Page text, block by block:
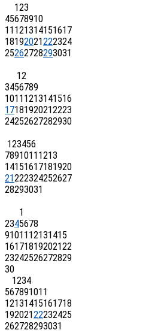
123
45678910
11121314151617
18192021222324
25262728293031
12
3456789
10111213141516
17181920212223
24252627282930
123456
78910111213
14151617181920
21222324252627
28293031
1
2345678
9101112131415
16171819202122
23242526272829
30
1234
567891011
12131415161718
19202122232425
262728293031